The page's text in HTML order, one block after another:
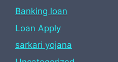
Banking loan
Loan Apply
sarkari yojana